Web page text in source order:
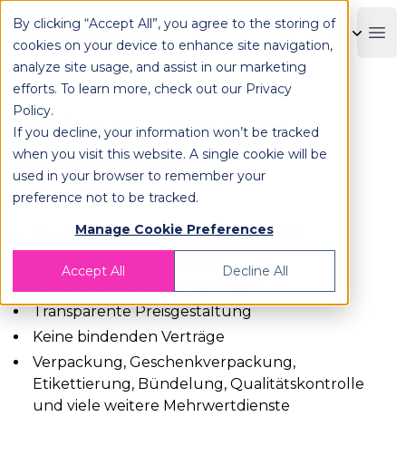
By clicking “Accept All”, you agree to the storing of
cookies on your device to enhance site navigation,
analyze site usage, and assist in our marketing
efforts. To learn more, check out our Privacy
Policy.
If you decline, your information won’t be tracked
when you visit this website. A single cookie will be
used in your browser to remember your
preference not to be tracked.
Manage Cookie Preferences
Accept All Decline All
OPLOG
Preise für alle Ihre
Bedürfnisse
Wachstumsfreundliches Preismodell
Transparente Preisgestaltung
Keine bindenden Verträge
Verpackung, Geschenkverpackung,
Etikettierung, Bündelung, Qualitätskontrolle
und viele weitere Mehrwertdienste